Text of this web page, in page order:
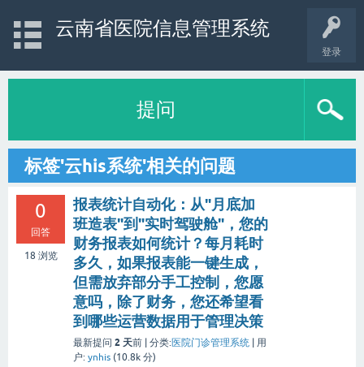
登录
云南省医院信息管理系统
提问
标签'云his系统'相关的问题
0
回答
18 浏览
报表统计自动化：从"月底加
班造表"到"实时驾驶舱"，您的
财务报表如何统计？每月耗时
多久，如果报表能一键生成，
但需放弃部分手工控制，您愿
意吗，除了财务，您还希望看
到哪些运营数据用于管理决策
最新提问 2 天前 | 分类:医院门诊管理系统
用
户: ynhis (10.8k 分)